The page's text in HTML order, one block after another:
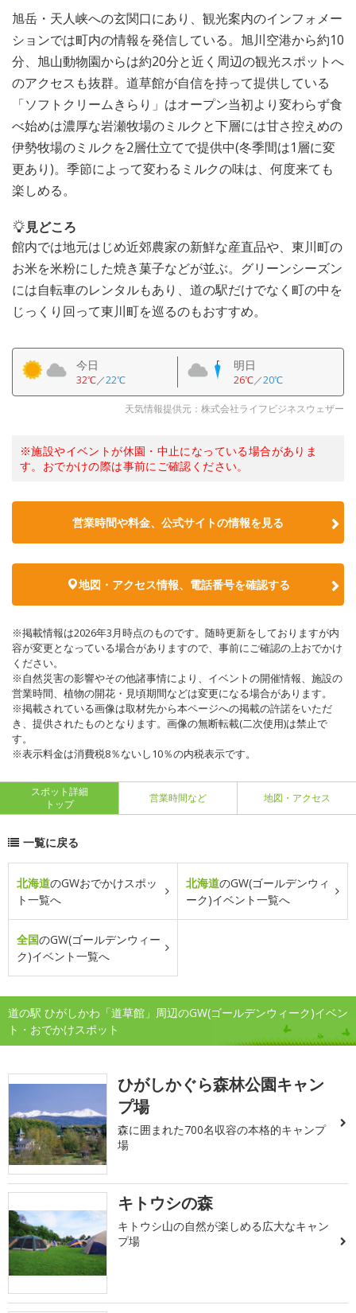
旭岳・天人峡への玄関口にあり、観光案内のインフォメー
ションでは町内の情報を発信している。旭川空港から約10
分、旭山動物園からは約20分と近く周辺の観光スポットへ
のアクセスも抜群。道草館が自信を持って提供している
「ソフトクリームきらり」はオープン当初より変わらず食
べ始めは濃厚な岩瀬牧場のミルクと下層には甘さ控えめの
伊勢牧場のミルクを2層仕立てで提供中(冬季間は1層に変
更あり)。季節によって変わるミルクの味は、何度来ても
楽しめる。
見どころ
館内では地元はじめ近郊農家の新鮮な産直品や、東川町の
お米を米粉にした焼き菓子などが並ぶ。グリーンシーズン
には自転車のレンタルもあり、道の駅だけでなく町の中を
じっくり回って東川町を巡るのもおすすめ。
今日
32℃／22℃
明日
26℃／20℃
天気情報提供元：株式会社ライフビジネスウェザー
※施設やイベントが休園・中止になっている場合がありま
す。おでかけの際は事前にご確認ください。
営業時間や料金、公式サイトの情報を見る
地図・アクセス情報、電話番号を確認する
※掲載情報は2026年3月時点のものです。随時更新をしておりますが内
容が変更となっている場合がありますので、事前にご確認の上おでかけ
ください。
※自然災害の影響やその他諸事情により、イベントの開催情報、施設の
営業時間、植物の開花・見頃期間などは変更になる場合があります。
※掲載されている画像は取材先から本ページへの掲載の許諾をいただ
き、提供されたものとなります。画像の無断転載(二次使用)は禁止で
す。
※表示料金は消費税8％ないし10％の内税表示です。
スポット詳細
トップ
営業時間など 地図・アクセス
一覧に戻る
北海道のGWおでかけスポッ
ト一覧へ
北海道のGW(ゴールデンウィ
ーク)イベント一覧へ
全国のGW(ゴールデンウィー
ク)イベント一覧へ
道の駅 ひがしかわ「道草館」周辺のGW(ゴールデンウィーク)イベン
ト・おでかけスポット
ひがしかぐら森林公園キャン
プ場
森に囲まれた700名収容の本格的キャンプ
場
キトウシの森
キトウシ山の自然が楽しめる広大なキャン
プ場